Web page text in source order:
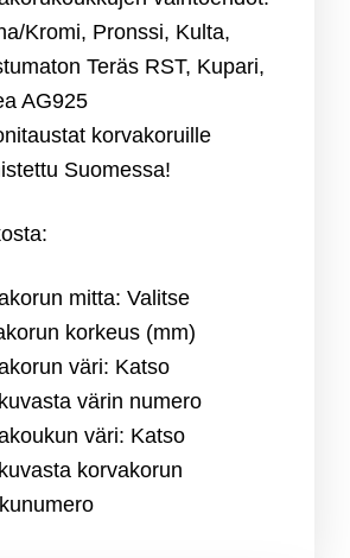
Kromi, Pronssi, Kulta,
Teräs RST, Kupari,
AG925
korvakoruille
Suomessa!
mitta: Valitse
korkeus (mm)
väri: Katso
värin numero
väri: Katso
korvakorun